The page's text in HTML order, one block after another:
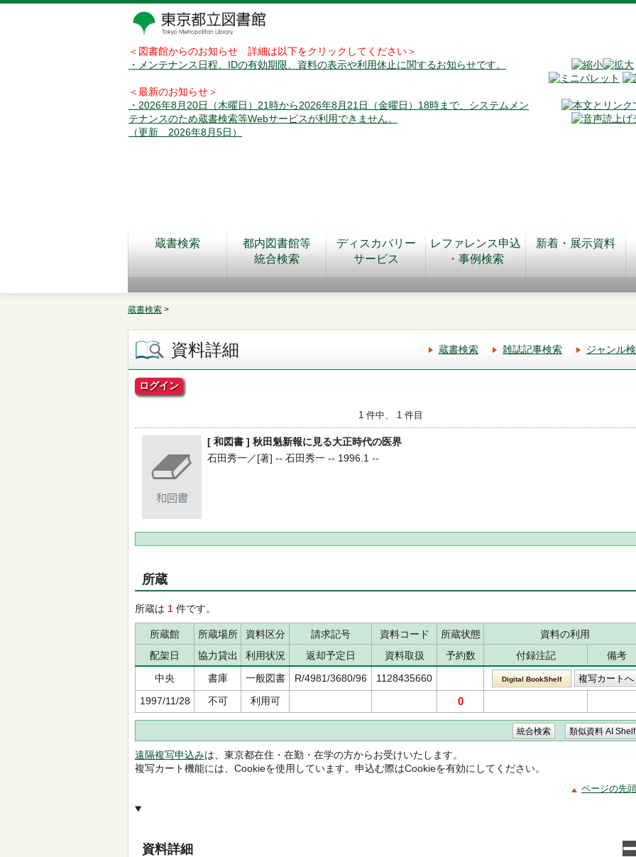
＜図書館からのお知らせ 詳細は以下をクリックしてください＞
・メンテナンス日程、IDの有効期限、資料の表示や利用休止に関するお知らせです。
＜最新のお知らせ＞
・2026年8月20日（木曜日）21時から2026年8月21日（金曜日）18時まで、システムメン
テナンスのため蔵書検索等Webサービスが利用できません。
（更新 2026年8月5日）
蔵書検索
都内図書館等
統合検索
ディスカバリー
サービス
レファレンス申込
・事例検索
新着・展示資料
蔵書検索 >
資料詳細 蔵書検索 雑誌記事検索 ジャンル
ログイン
1 件中、 1 件目
[ 和図書 ] 秋田魁新報に見る大正時代の医界
石田秀一／[著] -- 石田秀一 -- 1996.1 --
所蔵
所蔵は 1 件です。
所蔵館 所蔵場所 資料区分 請求記号 資料コード 所蔵状態
資料の利用
配架日
協力貸出 利用状況 返却予定日 資料取扱 予約数 付録注記
備考
中央
書庫 一般図書 R/4981/3680/96 1128435660 Digital BookShelf
1997/11/28 不可 利用可 0
遠隔複写申込みは、東京都在住・在勤・在学の方からお受けいたします。
複写カート機能には、Cookieを使用しています。申込む際はCookieを有効にしてください。
ページの先
資料詳細